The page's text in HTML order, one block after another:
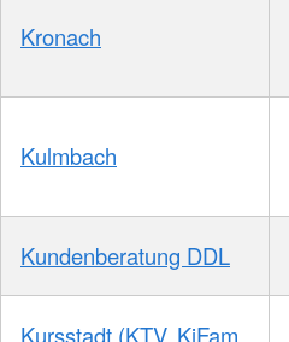
Kronach
Kulmbach
Kundenberatung DDL
Kursstadt (KTV, KiFam,